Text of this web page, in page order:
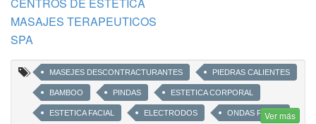
CENTROS DE ESTETICA
MASAJES TERAPEUTICOS
SPA
MASEJES DESCONTRACTURANTES PIEDRAS CALIENTES
BAMBOO PINDAS ESTETICA CORPORAL
ESTETICA FACIAL ELECTRODOS ONDAS RUSAS
Ver más